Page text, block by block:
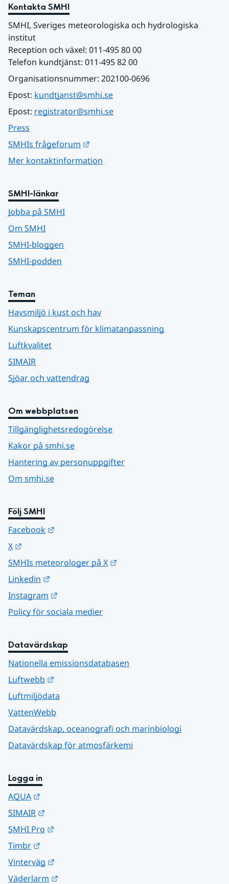
Kontakta SMHI
SMHI, Sveriges meteorologiska och hydrologiska
institut
Reception och växel: 011-495 80 00
Telefon kundtjänst: 011-495 82 00
Organisationsnummer: 202100-0696
Epost: kundtjanst@smhi.se
Epost: registrator@smhi.se
Press
SMHIs frågeforum
Mer kontaktinformation
SMHI-länkar
Jobba på SMHI
Om SMHI
SMHI-bloggen
SMHI-podden
Teman
Havsmiljö i kust och hav
Kunskapscentrum för klimatanpassning
Luftkvalitet
SIMAIR
Sjöar och vattendrag
Om webbplatsen
Tillgänglighetsredogörelse
Kakor på smhi.se
Hantering av personuppgifter
Om smhi.se
Följ SMHI
Facebook
X
SMHIs meteorologer på X
Linkedin
Instagram
Policy för sociala medier
Datavärdskap
Nationella emissionsdatabasen
Luftwebb
Luftmiljödata
VattenWebb
Datavärdskap, oceanografi och marinbiologi
Datavärdskap för atmosfärkemi
Logga in
AQUA
SIMAIR
SMHI Pro
Timbr
Vinterväg
Väderlarm